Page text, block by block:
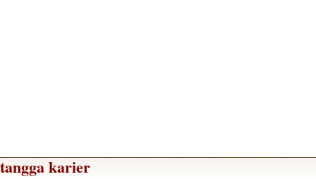
tangga karier